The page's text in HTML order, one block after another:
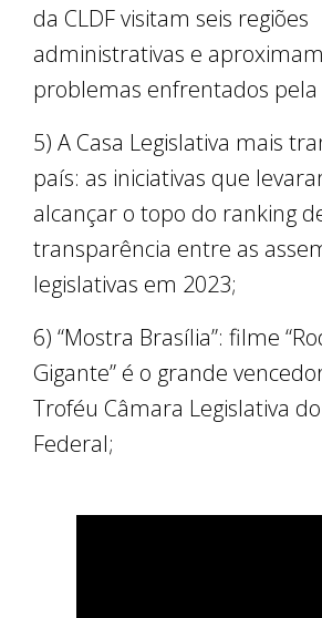
da CLDF visitam seis regiões
administrativas e
problemas enfrentados
5) A Casa Legislativa mais
país: as iniciativas que
alcançar o topo do ranking
transparência entre as
legislativas em 2023;
6) “Mostra Brasília”: filme
Gigante” é o grande
Troféu Câmara Legislativa
Federal;